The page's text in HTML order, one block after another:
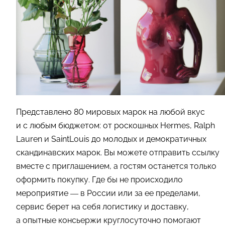
Представлено 80 мировых марок на любой вкус
и с любым бюджетом: от роскошных Hermes, Ralph
Lauren и SaintLouis до молодых и демократичных
скандинавских марок. Вы можете отправить ссылку
вместе с приглашением, а гостям останется только
оформить покупку. Где бы не происходило
мероприятие — в России или за ее пределами,
сервис берет на себя логистику и доставку,
а опытные консьержи круглосуточно помогают